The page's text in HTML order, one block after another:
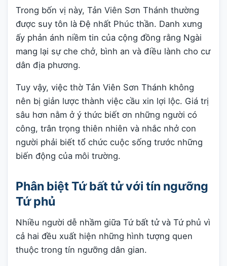
Trong bốn vị này, Tản Viên Sơn Thánh thường
được suy tôn là Đệ nhất Phúc thần. Danh xưng
ấy phản ánh niềm tin của cộng đồng rằng Ngài
mang lại sự che chở, bình an và điều lành cho cư
dân địa phương.
Tuy vậy, việc thờ Tản Viên Sơn Thánh không
nên bị giản lược thành việc cầu xin lợi lộc. Giá trị
sâu hơn nằm ở ý thức biết ơn những người có
công, trân trọng thiên nhiên và nhắc nhở con
người phải biết tổ chức cuộc sống trước những
biến động của môi trường.
Phân biệt Tứ bất tử với tín ngưỡng
Tứ phủ
Nhiều người dễ nhầm giữa Tứ bất tử và Tứ phủ vì
cả hai đều xuất hiện những hình tượng quen
thuộc trong tín ngưỡng dân gian.